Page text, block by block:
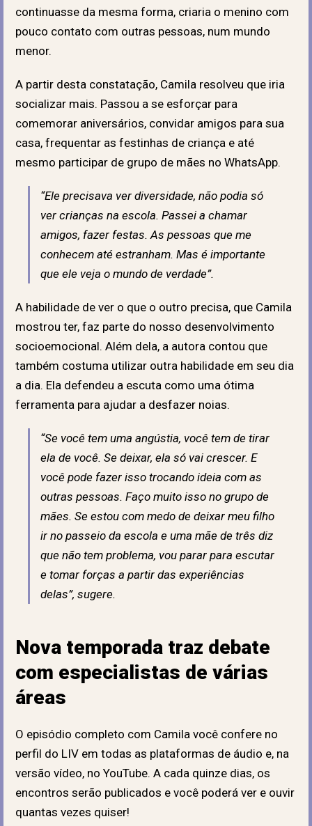
continuasse da mesma forma, criaria o menino com
pouco contato com outras pessoas, num mundo
menor.
A partir desta constatação, Camila resolveu que iria
socializar mais. Passou a se esforçar para
comemorar aniversários, convidar amigos para sua
casa, frequentar as festinhas de criança e até
mesmo participar de grupo de mães no WhatsApp.
“Ele precisava ver diversidade, não podia só
ver crianças na escola. Passei a chamar
amigos, fazer festas. As pessoas que me
conhecem até estranham. Mas é importante
que ele veja o mundo de verdade”.
A habilidade de ver o que o outro precisa, que Camila
mostrou ter, faz parte do nosso desenvolvimento
socioemocional. Além dela, a autora contou que
também costuma utilizar outra habilidade em seu dia
a dia. Ela defendeu a escuta como uma ótima
ferramenta para ajudar a desfazer noias.
“Se você tem uma angústia, você tem de tirar
ela de você. Se deixar, ela só vai crescer. E
você pode fazer isso trocando ideia com as
outras pessoas. Faço muito isso no grupo de
mães. Se estou com medo de deixar meu filho
ir no passeio da escola e uma mãe de três diz
que não tem problema, vou parar para escutar
e tomar forças a partir das experiências
delas”, sugere.
Nova temporada traz debate
com especialistas de várias
áreas
O episódio completo com Camila você confere no
perfil do LIV em todas as plataformas de áudio e, na
versão vídeo, no YouTube. A cada quinze dias, os
encontros serão publicados e você poderá ver e ouvir
quantas vezes quiser!